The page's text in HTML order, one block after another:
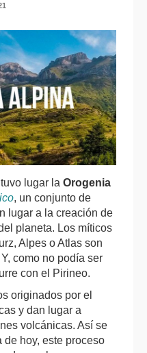
lugar la Orogenia
, un conjunto de
lugar a la creación de
planeta. Los míticos
Alpes o Atlas son
como no podía ser
con el Pirineo.
originados por el
y dan lugar a
volcánicas. Así se
de hoy, este proceso